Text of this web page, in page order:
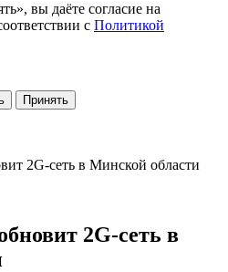
вы даёте согласие на
с Политикой
Принять
2G-сеть в Минской области
2G-сеть в